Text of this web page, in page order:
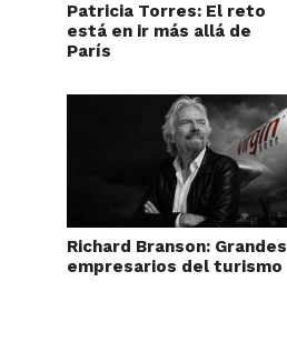
Patricia Torres: El reto
está en ir más allá de
París
Richard Branson: Grandes
empresarios del turismo